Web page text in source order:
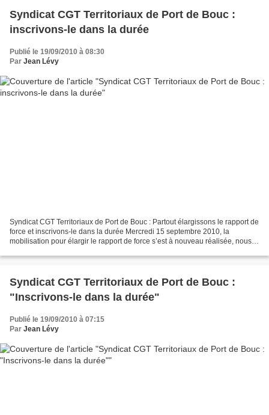
Syndicat CGT Territoriaux de Port de Bouc :
inscrivons-le dans la durée
Publié le 19/09/2010 à 08:30
Par Jean Lévy
Syndicat CGT Territoriaux de Port de Bouc : Partout élargissons le rapport de
force et inscrivons-le dans la durée Mercredi 15 septembre 2010, la
mobilisation pour élargir le rapport de force s’est à nouveau réalisée, nous
Syndicat CGT Territoriaux de Port de Bouc :
"Inscrivons-le dans la durée"
Publié le 19/09/2010 à 07:15
Par Jean Lévy